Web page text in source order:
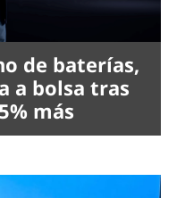
de baterías,
a bolsa tras
más